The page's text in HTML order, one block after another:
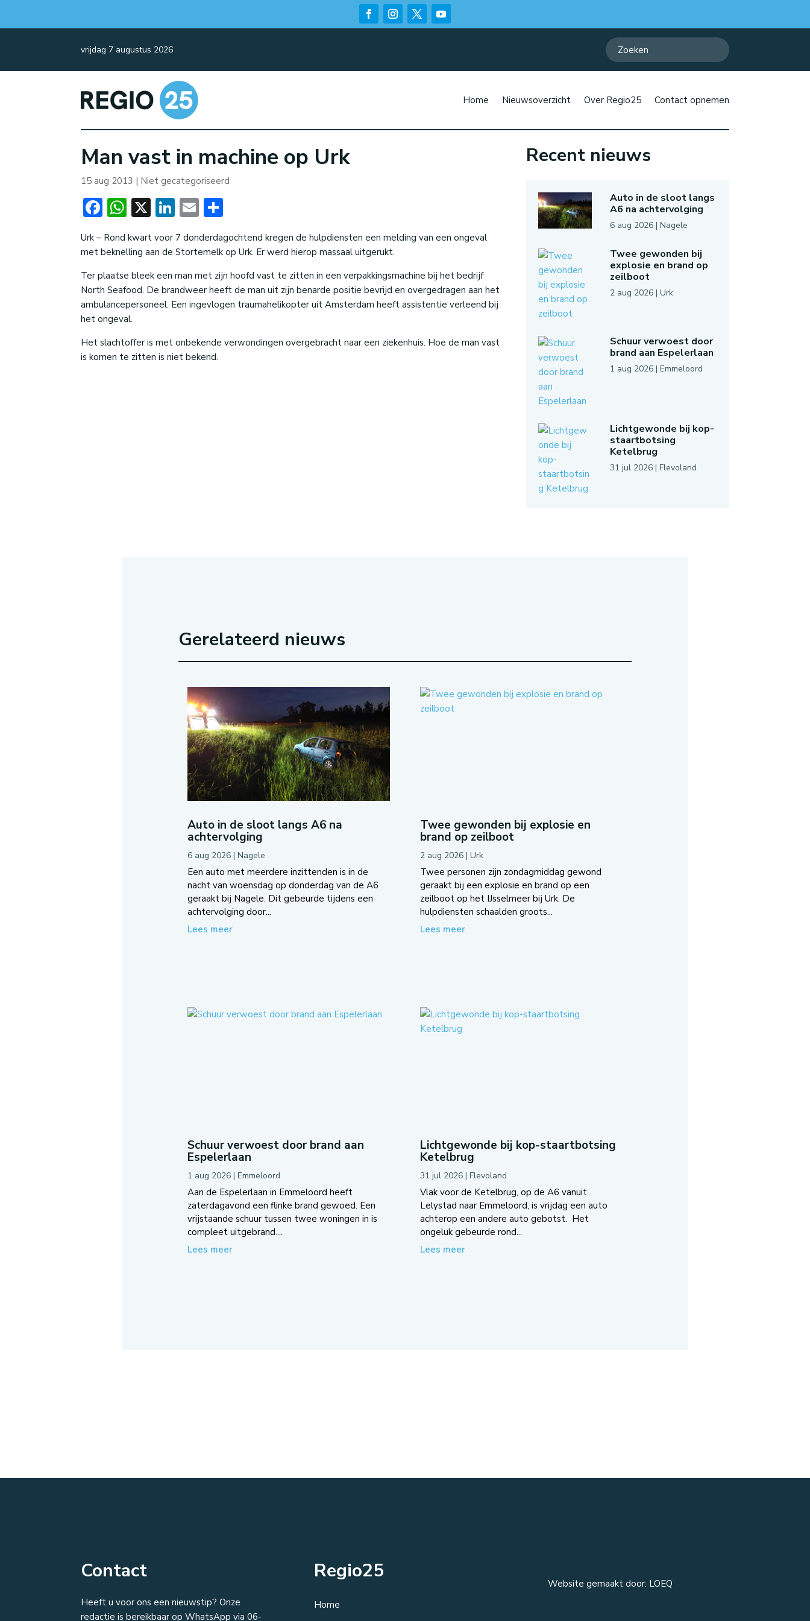
vrijdag 7 augustus 2026
Home Nieuwsoverzicht Over Regio25 Contact opnemen
Man vast in machine op Urk
15 aug 2013 | Niet gecategoriseerd
Facebook
WhatsApp
X LinkedIn
Email
Urk – Rond kwart voor 7 donderdagochtend kregen de hulpdiensten een melding van een ongeval
met beknelling aan de Stortemelk op Urk. Er werd hierop massaal uitgerukt.
Ter plaatse bleek een man met zijn hoofd vast te zitten in een verpakkingsmachine bij het bedrijf
North Seafood. De brandweer heeft de man uit zijn benarde positie bevrijd en overgedragen aan het
ambulancepersoneel. Een ingevlogen traumahelikopter uit Amsterdam heeft assistentie verleend bij
het ongeval.
Het slachtoffer is met onbekende verwondingen overgebracht naar een ziekenhuis. Hoe de man vast
is komen te zitten is niet bekend.
Recent nieuws
Auto in de sloot langs
A6 na achtervolging
6 aug 2026| Nagele
Twee gewonden bij
explosie en brand op
zeilboot
2 aug 2026| Urk
Schuur verwoest door
brand aan Espelerlaan
1 aug 2026| Emmeloord
Lichtgewonde bij kop-
staartbotsing
Ketelbrug
31 jul 2026| Flevoland
Gerelateerd nieuws
Auto in de sloot langs A6 na
achtervolging
6 aug 2026| Nagele
Een auto met meerdere inzittenden is in de
nacht van woensdag op donderdag van de A6
geraakt bij Nagele. Dit gebeurde tijdens een
achtervolging door...
Lees meer
Twee gewonden bij explosie en
brand op zeilboot
2 aug 2026| Urk
Twee personen zijn zondagmiddag gewond
geraakt bij een explosie en brand op een
zeilboot op het IJsselmeer bij Urk. De
hulpdiensten schaalden groots...
Lees meer
Schuur verwoest door brand aan
Espelerlaan
1 aug 2026| Emmeloord
Aan de Espelerlaan in Emmeloord heeft
zaterdagavond een flinke brand gewoed. Een
vrijstaande schuur tussen twee woningen in is
compleet uitgebrand....
Lees meer
Lichtgewonde bij kop-staartbotsing
Ketelbrug
31 jul 2026| Flevoland
Vlak voor de Ketelbrug, op de A6 vanuit
Lelystad naar Emmeloord, is vrijdag een auto
achterop een andere auto gebotst. Het
ongeluk gebeurde rond...
Lees meer
Contact
Heeft u voor ons een nieuwstip? Onze
redactie is bereikbaar op WhatsApp via 06-
Regio25
Home
Website gemaakt door: LOEQ